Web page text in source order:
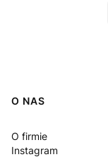
Linki w stopce
O NAS
O firmie
Instagram